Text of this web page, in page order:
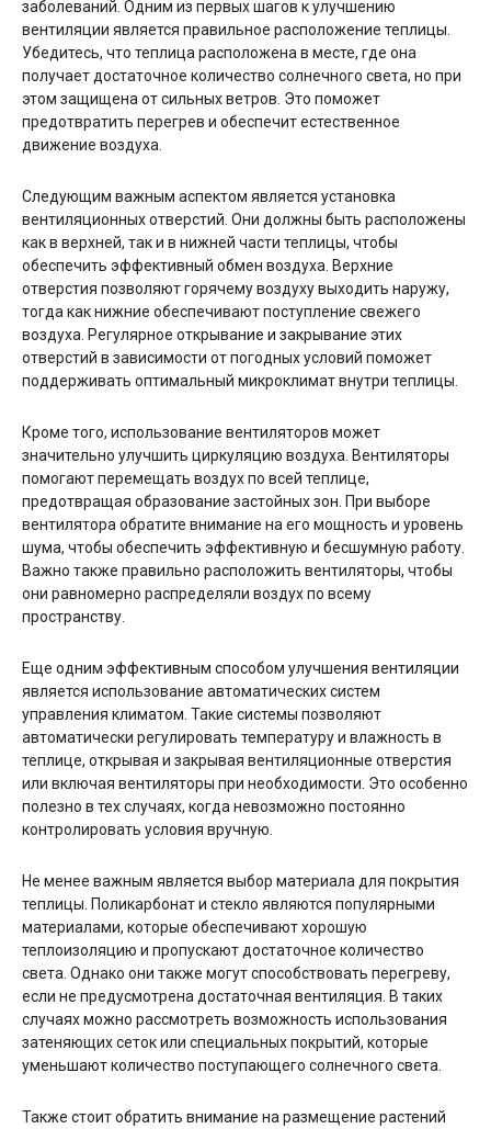
заболеваний. Одним из первых шагов к улучшению
вентиляции является правильное расположение теплицы.
Убедитесь, что теплица расположена в месте, где она
получает достаточное количество солнечного света, но при
этом защищена от сильных ветров. Это поможет
предотвратить перегрев и обеспечит естественное
движение воздуха.
Следующим важным аспектом является установка
вентиляционных отверстий. Они должны быть расположены
как в верхней, так и в нижней части теплицы, чтобы
обеспечить эффективный обмен воздуха. Верхние
отверстия позволяют горячему воздуху выходить наружу,
тогда как нижние обеспечивают поступление свежего
воздуха. Регулярное открывание и закрывание этих
отверстий в зависимости от погодных условий поможет
поддерживать оптимальный микроклимат внутри теплицы.
Кроме того, использование вентиляторов может
значительно улучшить циркуляцию воздуха. Вентиляторы
помогают перемещать воздух по всей теплице,
предотвращая образование застойных зон. При выборе
вентилятора обратите внимание на его мощность и уровень
шума, чтобы обеспечить эффективную и бесшумную работу.
Важно также правильно расположить вентиляторы, чтобы
они равномерно распределяли воздух по всему
пространству.
Еще одним эффективным способом улучшения вентиляции
является использование автоматических систем
управления климатом. Такие системы позволяют
автоматически регулировать температуру и влажность в
теплице, открывая и закрывая вентиляционные отверстия
или включая вентиляторы при необходимости. Это особенно
полезно в тех случаях, когда невозможно постоянно
контролировать условия вручную.
Не менее важным является выбор материала для покрытия
теплицы. Поликарбонат и стекло являются популярными
материалами, которые обеспечивают хорошую
теплоизоляцию и пропускают достаточное количество
света. Однако они также могут способствовать перегреву,
если не предусмотрена достаточная вентиляция. В таких
случаях можно рассмотреть возможность использования
затеняющих сеток или специальных покрытий, которые
уменьшают количество поступающего солнечного света.
Также стоит обратить внимание на размещение растений